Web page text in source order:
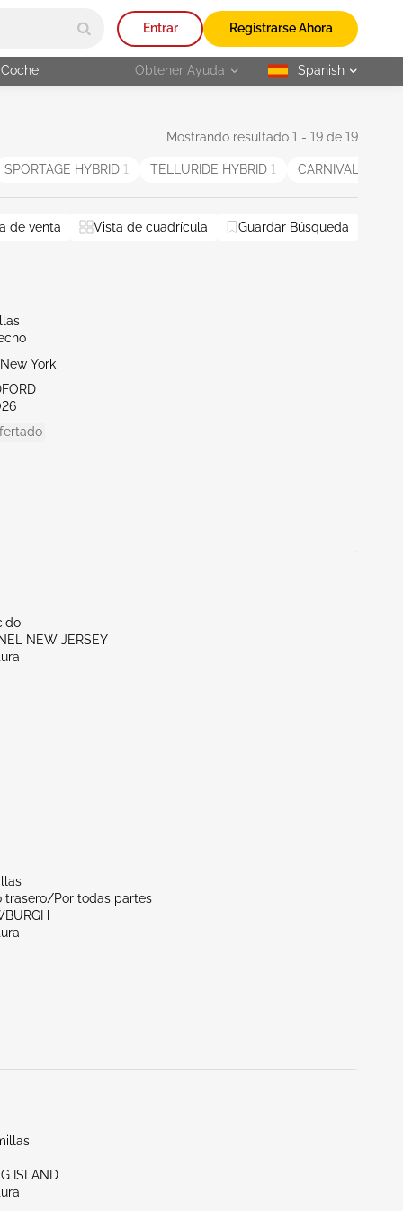
Entrar Registrarse Ahora
Obtener Ayuda selected
Spanish
Mostrando resultado 1 - 19 de 19
SPORTAGE HYBRID 1 TELLURIDE HYBRID 1 CARNIVAL MPV
New Jersey NY - Long Island Restablecer todo
de venta Vista de cuadrícula Guardar Búsqueda
York
NEW JERSEY
trasero/Por todas partes
ISLAND